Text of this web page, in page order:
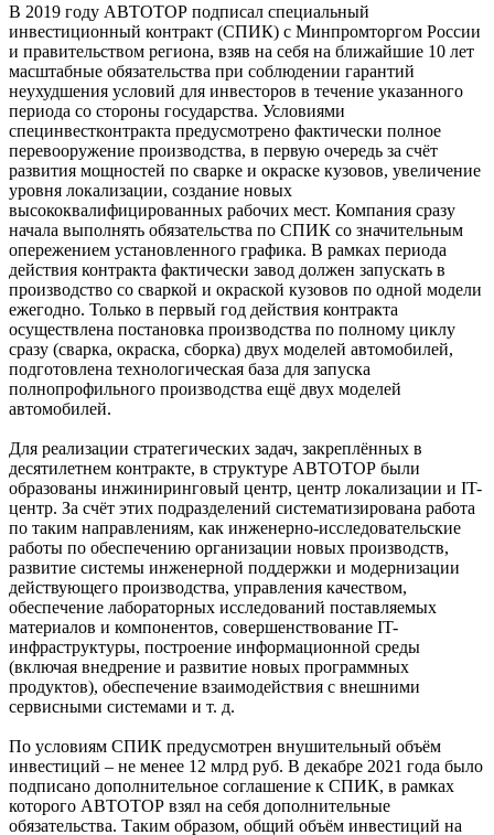
В 2019 году АВТОТОР подписал специальный
инвестиционный контракт (СПИК) с Минпромторгом России
и правительством региона, взяв на себя на ближайшие 10 лет
масштабные обязательства при соблюдении гарантий
неухудшения условий для инвесторов в течение указанного
периода со стороны государства. Условиями
специнвестконтракта предусмотрено фактически полное
перевооружение производства, в первую очередь за счёт
развития мощностей по сварке и окраске кузовов, увеличение
уровня локализации, создание новых
высококвалифицированных рабочих мест. Компания сразу
начала выполнять обязательства по СПИК со значительным
опережением установленного графика. В рамках периода
действия контракта фактически завод должен запускать в
производство со сваркой и окраской кузовов по одной модели
ежегодно. Только в первый год действия контракта
осуществлена постановка производства по полному циклу
сразу (сварка, окраска, сборка) двух моделей автомобилей,
подготовлена технологическая база для запуска
полнопрофильного производства ещё двух моделей
автомобилей.
Для реализации стратегических задач, закреплённых в
десятилетнем контракте, в структуре АВТОТОР были
образованы инжиниринговый центр, центр локализации и IT-
центр. За счёт этих подразделений систематизирована работа
по таким направлениям, как инженерно-исследовательские
работы по обеспечению организации новых производств,
развитие системы инженерной поддержки и модернизации
действующего производства, управления качеством,
обеспечение лабораторных исследований поставляемых
материалов и компонентов, совершенствование IT-
инфраструктуры, построение информационной среды
(включая внедрение и развитие новых программных
продуктов), обеспечение взаимодействия с внешними
сервисными системами и т. д.
По условиям СПИК предусмотрен внушительный объём
инвестиций – не менее 12 млрд руб. В декабре 2021 года было
подписано дополнительное соглашение к СПИК, в рамках
которого АВТОТОР взял на себя дополнительные
обязательства. Таким образом, общий объём инвестиций на